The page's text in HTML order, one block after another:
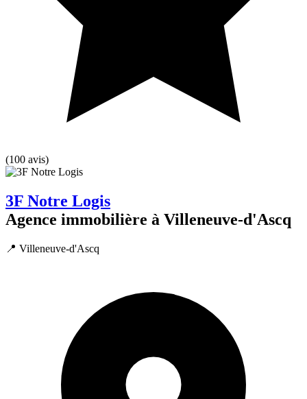
(100 avis)
3F Notre Logis
Agence immobilière à Villeneuve-d'Ascq
📍 Villeneuve-d'Ascq